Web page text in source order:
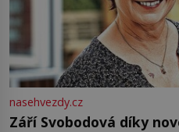
nasehvezdy.cz
Září Svobodová díky